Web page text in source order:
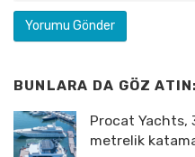
BUNLARA DA GÖZ ATIN:
Procat Yachts,
metrelik